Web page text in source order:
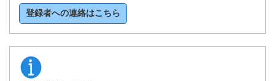
登録者への連絡はこちら